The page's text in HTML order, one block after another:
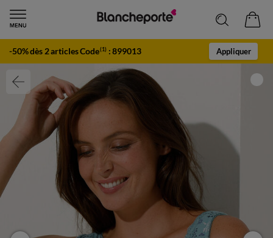
-50% dès 2 articles Code(1) :899013 Appliquer